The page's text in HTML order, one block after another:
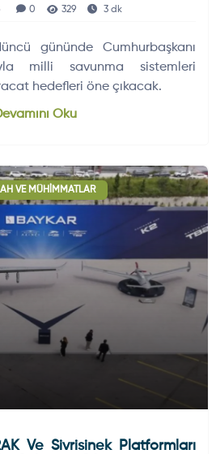
0 329 3 dk
gününde Cumhurbaşkanı
milli savunma sistemleri
hedefleri öne çıkacak.
Oku
VE MÜHIMMATLAR
Ve Sivrisinek Platformları